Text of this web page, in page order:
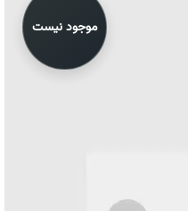
موجود نیست